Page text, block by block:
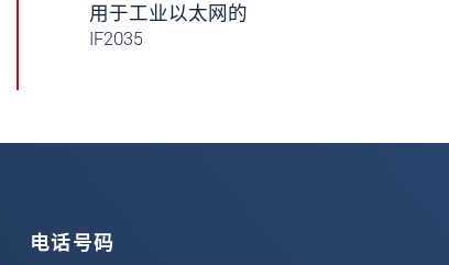
用于工业以太网的
IF2035
电话号码